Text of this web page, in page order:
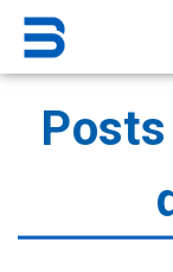
Posts